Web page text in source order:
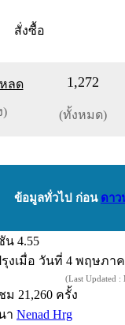
สั่งซื้อ
ลด
)
1,272
(ทั้งหมด)
ข้อมูลทั่วไป ก่อน ดาว
น 4.55
งเมื่อ วันที่ 4 พฤษภาค
(Last Updated :
ม 21,260 ครั้ง
า Nenad Hrg